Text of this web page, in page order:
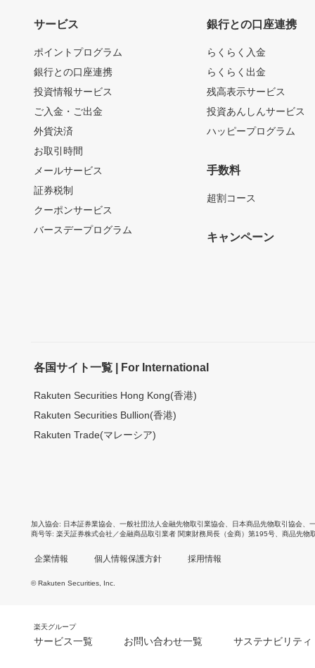
サービス
ポイントプログラム
銀行との口座連携
投資情報サービス
ご入金・ご出金
外貨決済
お取引時間
メールサービス
証券税制
クーポンサービス
バースデープログラム
銀行との口座連携
らくらく入金
らくらく出金
残高表示サービス
投資あんしんサービス
ハッピープログラム
手数料
超割コース
キャンペーン
各国サイト一覧 | For International
Rakuten Securities Hong Kong(香港)
Rakuten Securities Bullion(香港)
Rakuten Trade(マレーシア)
加入協会 日本証券業協会 一般社団法人金融先物取引業協会 日本商品先物取引協会
商号等 楽天証券株式会社／金融商品取引業者 関東財務局長（金商）第195号、商品先物
企業情報 個人情報保護方針 採用情報
© Rakuten Securities, Inc.
楽天グループ
サービス一覧 お問い合わせ一覧 サステナビリティ